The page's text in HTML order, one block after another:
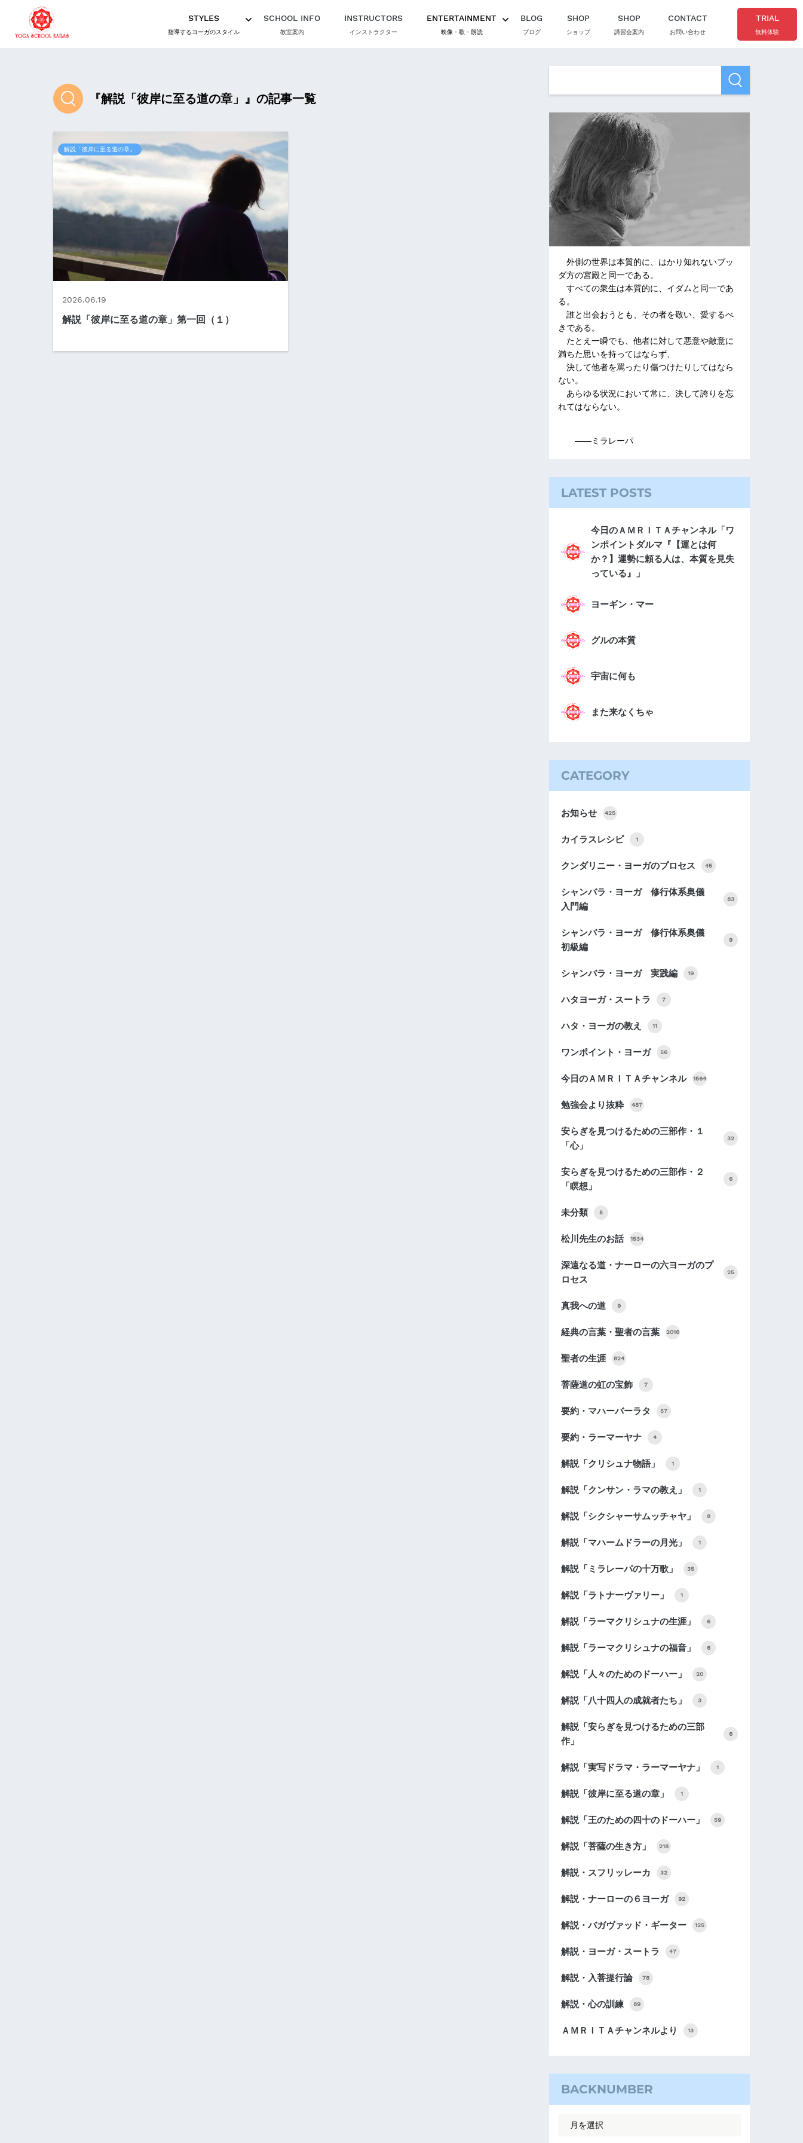
STYLES
指導するヨーガのスタイル
SCHOOL INFO
教室案内
INSTRUCTORS
インストラクター
ENTERTAINMENT
映像・歌・朗読
BLOG
ブログ
SHOP
ショップ
SHOP
講習会案内
CONTACT
お問い合わせ
TRIAL
無料体験
『解説「彼岸に至る道の章」』の記事一覧
解説「彼岸に至る道の章」
2026.06.19
解説「彼岸に至る道の章」第一回（１）
外側の世界は本質的に、はかり知れないブッ
ダ方の宮殿と同一である。
すべての衆生は本質的に、イダムと同一であ
る。
誰と出会おうとも、その者を敬い、愛するべ
きである。
たとえ一瞬でも、他者に対して悪意や敵意に
満ちた思いを持ってはならず、
決して他者を罵ったり傷つけたりしてはなら
ない。
あらゆる状況において常に、決して誇りを忘
れてはならない。
――ミラレーパ
LATEST POSTS
今日のＡＭＲＩＴＡチャンネル「ワ
ンポイントダルマ『【運とは何
か？】運勢に頼る人は、本質を見失
っている』」
ヨーギン・マー
グルの本質
宇宙に何も
また来なくちゃ
CATEGORY
お知らせ 425
カイラスレシピ 1
クンダリニー・ヨーガのプロセス 45
シャンバラ・ヨーガ 修行体系奥儀
入門編
83
シャンバラ・ヨーガ 修行体系奥儀
初級編
9
シャンバラ・ヨーガ 実践編 19
ハタヨーガ・スートラ 7
ハタ・ヨーガの教え 11
ワンポイント・ヨーガ 56
今日のＡＭＲＩＴＡチャンネル 1564
勉強会より抜粋 487
安らぎを見つけるための三部作・１
「心」
32
安らぎを見つけるための三部作・２
「瞑想」
6
未分類 5
松川先生のお話 1534
深遠なる道・ナーローの六ヨーガのプ
ロセス
25
真我への道 9
経典の言葉・聖者の言葉 2016
聖者の生涯 824
菩薩道の虹の宝飾 7
要約・マハーバーラタ 57
要約・ラーマーヤナ 4
解説「クリシュナ物語」 1
解説「クンサン・ラマの教え」 1
解説「シクシャーサムッチャヤ」 8
解説「マハームドラーの月光」 1
解説「ミラレーパの十万歌」 35
解説「ラトナーヴァリー」 1
解説「ラーマクリシュナの生涯」 6
解説「ラーマクリシュナの福音」 6
解説「人々のためのドーハー」 20
解説「八十四人の成就者たち」 3
解説「安らぎを見つけるための三部
作」
6
解説「実写ドラマ・ラーマーヤナ」 1
解説「彼岸に至る道の章」 1
解説「王のための四十のドーハー」 59
解説「菩薩の生き方」 218
解説・スフリッレーカ 32
解説・ナーローの６ヨーガ 92
解説・バガヴァッド・ギーター 125
解説・ヨーガ・スートラ 47
解説・入菩提行論 78
解説・心の訓練 89
ＡＭＲＩＴＡチャンネルより 13
BACKNUMBER